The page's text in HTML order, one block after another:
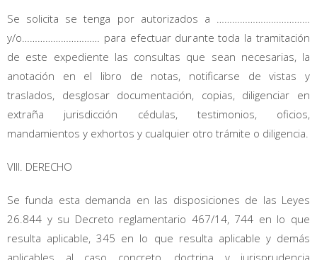
Se solicita se tenga por autorizados a ………………………………
y/o………………………… para efectuar durante toda la tramitación
de este expediente las consultas que sean necesarias, la
anotación en el libro de notas, notificarse de vistas y
traslados, desglosar documentación, copias, diligenciar en
extraña jurisdicción cédulas, testimonios, oficios,
mandamientos y exhortos y cualquier otro trámite o diligencia.
VIII. DERECHO
Se funda esta demanda en las disposiciones de las Leyes
26.844 y su Decreto reglamentario 467/14, 744 en lo que
resulta aplicable, 345 en lo que resulta aplicable y demás
aplicables al caso concreto, doctrina y jurisprudencia